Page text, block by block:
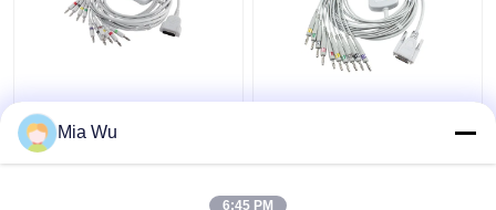
Καλώδιο της
Γερμανίας Marqutte
EKG και συνδετήρας
Ekg Nihon IEC
Mia Wu
6:45 PM